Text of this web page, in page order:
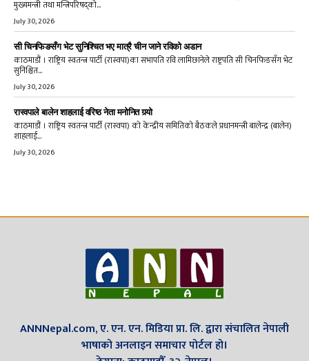
मुख्यमन्त्री तथा मन्त्रिपरिषद्को...
July 30, 2026
सी चिनफिङसँग भेट सुनिश्चित भए मात्रै चीन जाने रविको अडान
काठमाडौं । राष्ट्रिय स्वतन्त्र पार्टी (रास्वपा)का सभापति रवि लामिछानेले राष्ट्रपति सी चिनफिङसँग भेट
सुनिश्चित...
July 30, 2026
रास्वपाले बालेन शाहलाई वरिष्ठ नेता मनोनित गर्‍यो
काठमाडौं । राष्ट्रिय स्वतन्त्र पार्टी (रास्वपा) को केन्द्रीय समितिको बैठकले प्रधानमन्त्री बालेन्द्र (बालेन)
शाहलाई...
July 30, 2026
ANNNepal.com, ए. एन. एन. मिडिया प्रा. लि. द्वारा संचालित नेपाली
भाषाको अनलाइन समाचार पोर्टल हो।